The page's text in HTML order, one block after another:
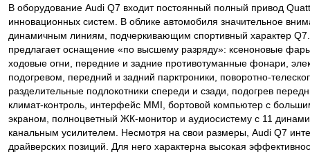
В оборудование Audi Q7 входит постоянный полный привод
инновационных систем. В облике автомобиля значительное
динамичным линиям, подчеркивающим спортивный характер
предлагает оснащение «по высшему разряду»: ксеноновые
ходовые огни, передние и задние противотуманные фонари,
подогревом, передний и задний парктроники, поворотно-
разделительные подлокотники спереди и сзади, подогрев
климат-контроль, интерфейс MMI, бортовой компьютер с
экраном, полноцветный ЖК-монитор и аудиосистему с 11
канальным усилителем. Несмотря на свои размеры, Audi Q7
драйверских позиций. Для него характерна высокая